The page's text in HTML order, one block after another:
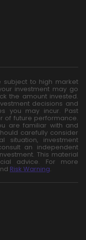
subject to high market
investment may go
the amount invested.
decisions and
you may incur. Past
of future performance.
are familiar with and
carefully consider
situation, investment
an independent
This material
advice. For more
Risk Warning.